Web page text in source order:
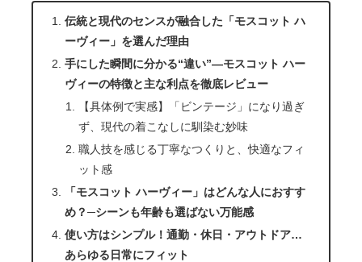
伝統と現代のセンスが融合した「モスコット ハ
ーヴィー」を選んだ理由
手にした瞬間に分かる“違い”―モスコット ハー
ヴィーの特徴と主な利点を徹底レビュー
【具体例で実感】「ビンテージ」になり過ぎ
ず、現代の着こなしに馴染む妙味
職人技を感じる丁寧なつくりと、快適なフィ
ット感
「モスコット ハーヴィー」はどんな人におすす
め？─シーンも年齢も選ばない万能感
使い方はシンプル！通勤・休日・アウトドア…
あらゆる日常にフィット